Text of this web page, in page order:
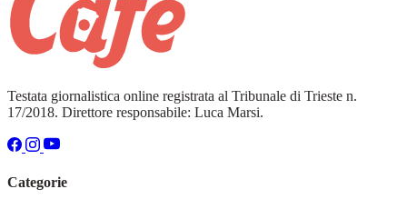
Testata giornalistica online registrata al Tribunale di Trieste n.
17/2018. Direttore responsabile: Luca Marsi.
Categorie